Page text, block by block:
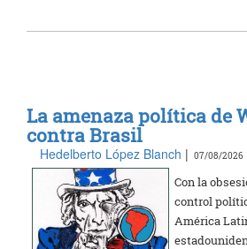
La amenaza política de
contra Brasil
Hedelberto López Blanch | 07/08/2026
Con la
control
América